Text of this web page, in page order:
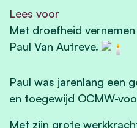
Lees voor
Met droefheid
Paul Van Autreve.
Paul was jarenlang een
en toegewijd OCMW-
Met zijn grote